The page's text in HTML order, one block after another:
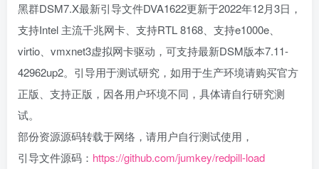
黑群DSM7.X最新引导文件DVA1622更新于2022年12月3日，
支持Intel 主流千兆网卡、支持RTL 8168、支持e1000e、
virtio、vmxnet3虚拟网卡驱动，可支持最新DSM版本7.11-
42962up2。引导用于测试研究，如用于生产环境请购买官方
正版、支持正版，因各用户环境不同，具体请自行研究测
试。
部份资源源码转载于网络，请用户自行测试使用，
引导文件源码： https://github.com/jumkey/redpill-load